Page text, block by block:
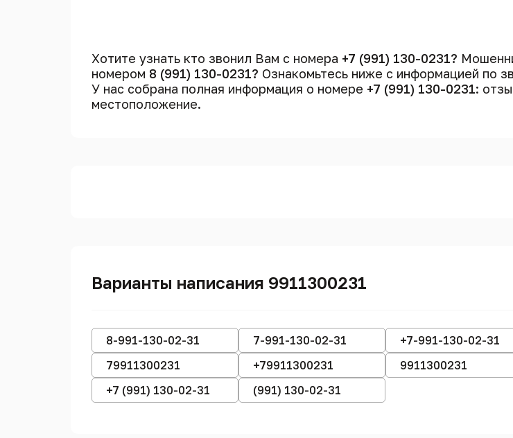
Хотите узнать кто звонил Вам с номера +7 (991) 130-0231?
номером 8 (991) 130-0231? Ознакомьтесь ниже с информацией по
У нас собрана полная информация о номере +7 (991) 130-0231:
местоположение.
Варианты написания 9911300231
8-991-130-02-31 7-991-130-02-31 +7-991-130-02-31
79911300231
+79911300231 9911300231
+7 (991) 130-02-31
(991) 130-02-31